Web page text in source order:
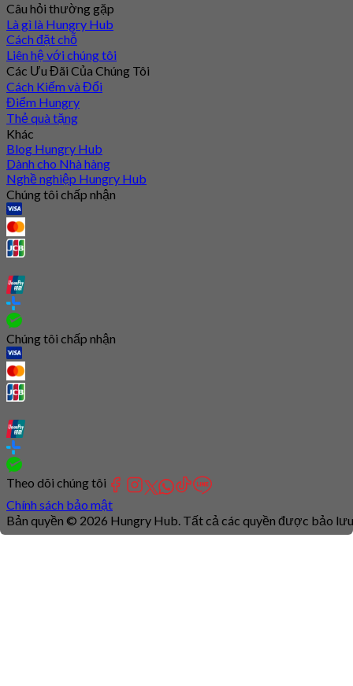
Câu hỏi thường gặp
Là gì là Hungry Hub
Cách đặt chỗ
Liên hệ với chúng tôi
Các Ưu Đãi Của Chúng Tôi
Cách Kiếm và Đổi
Điểm Hungry
Thẻ quà tặng
Khác
Blog Hungry Hub
Dành cho Nhà hàng
Nghề nghiệp Hungry Hub
Chúng tôi chấp nhận
Chúng tôi chấp nhận
Theo dõi chúng tôi
Chính sách bảo mật
Bản quyền © 2026 Hungry Hub. Tất cả các quyền được bảo
Connection